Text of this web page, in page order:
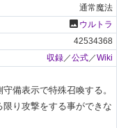
通常魔法
photo ウルトラ
42534368
収録／公式／Wiki
備表示で特殊召喚する。
り攻撃をする事ができな